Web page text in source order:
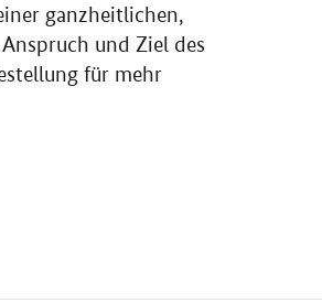
ganzheitlichen,
und Ziel des
für mehr